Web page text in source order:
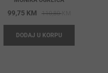
110,80KM
price
110,80 KM.
99,75 KM
price
99,75 KM.
DODAJ U KORPU